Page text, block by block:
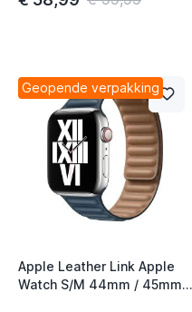
Geopende verpakking
Apple Leather Link Apple
Watch S/M 44mm / 45mm /